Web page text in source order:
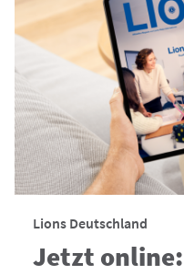
Lions Deutschland
Jetzt online: